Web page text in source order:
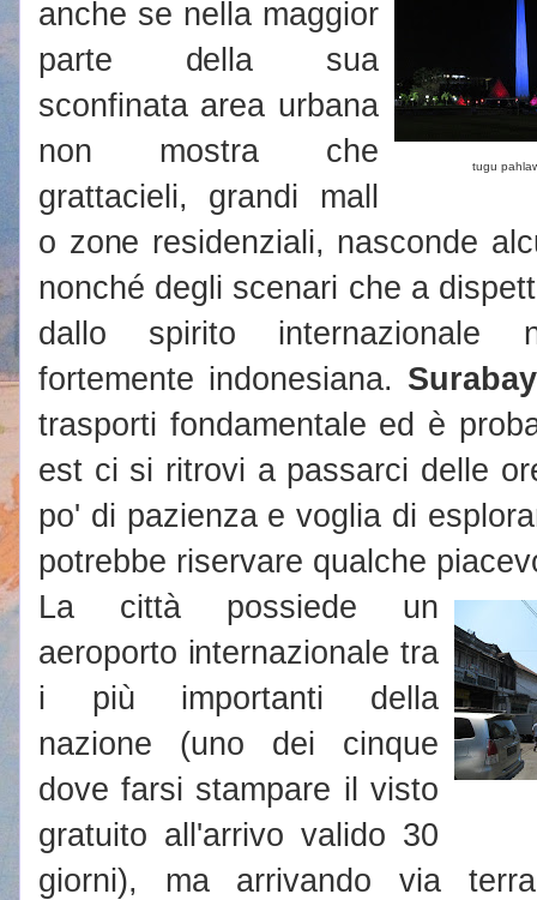
tugu
anche se nella maggior
parte della sua
sconfinata area urbana
non mostra che
grattacieli, grandi mall
o zone residenziali, nasconde
nonché degli scenari che a
dallo spirito internazionale
fortemente indonesiana.
trasporti fondamentale ed è
est ci si ritrovi a passarci delle
po' di pazienza e voglia di
potrebbe riservare qualche
La città possiede un
aeroporto internazionale tra
i più importanti della
nazione (uno dei cinque
dove farsi stampare il visto
gratuito all'arrivo valido 30
giorni), ma arrivando via